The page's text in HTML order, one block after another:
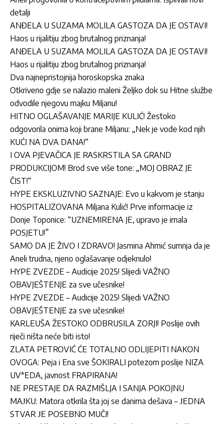
detalji
ANĐELA U SUZAMA MOLILA GASTOZA DA JE OSTAVI!
Haos u rijalitiju zbog brutalnog priznanja!
ANĐELA U SUZAMA MOLILA GASTOZA DA JE OSTAVI!
Haos u rijalitiju zbog brutalnog priznanja!
Dva najnepristojnija horoskopska znaka
Otkriveno gdje se nalazio maleni Željko dok su Hitne službe
odvodile njegovu majku Miljanu!
HITNO OGLAŠAVANJE MARIJE KULIĆ! Žestoko
odgovorila onima koji brane Miljanu: „Nek je vode kod njih
KUĆI NA DVA DANA!“
I OVA PJEVAČICA JE RASKRSTILA SA GRAND
PRODUKCIJOM! Brod sve više tone: „MOJ OBRAZ JE
ČIST!“
HYPE EKSKLUZIVNO SAZNAJE: Evo u kakvom je stanju
HOSPITALIZOVANA Miljana Kulić! Prve informacije iz
Donje Toponice: “UZNEMIRENA JE, upravo je imala
POSJETU!”
SAMO DA JE ŽIVO I ZDRAVO! Jasmina Ahmić sumnja da je
Aneli trudna, njeno oglašavanje odjeknulo!
HYPE ZVEZDE – Audicije 2025! Slijedi VAŽNO
OBAVJEŠTENJE za sve učesnike!
HYPE ZVEZDE – Audicije 2025! Slijedi VAŽNO
OBAVJEŠTENJE za sve učesnike!
KARLEUŠA ŽESTOKO ODBRUSILA ZORJI! Poslije ovih
riječi ništa neće biti isto!
ZLATA PETROVIĆ ĆE TOTALNO ODLIJEPITI NAKON
OVOGA: Peja i Ena sve ŠOKIRALI potezom poslije NIZA
UV*EDA, javnost FRAPIRANA!
NE PRESTAJE DA RAZMIŠLJA I SANJA POKOJNU
MAЈKU: Matora otkrila šta joj se danima dešava – ЈEDNA
STVAR ЈE POSEBNO MUČI!